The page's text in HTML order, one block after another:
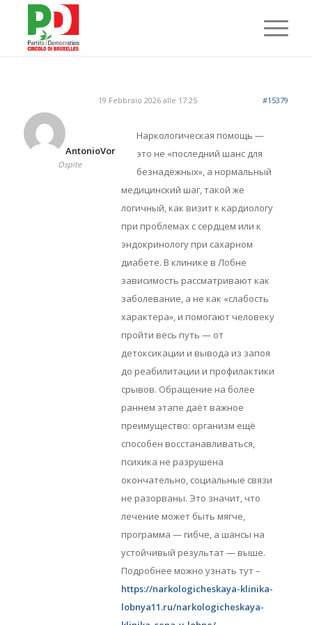
19 Febbraio 2026 alle 17:25 #15379
AntonioVor
Ospite
Наркологическая помощь —
это не «последний шанс для
безнадёжных», а нормальный
медицинский шаг, такой же
логичный, как визит к кардиологу
при проблемах с сердцем или к
эндокринологу при сахарном
диабете. В клинике в Лобне
зависимость рассматривают как
заболевание, а не как «слабость
характера», и помогают человеку
пройти весь путь — от
детоксикации и вывода из запоя
до реабилитации и профилактики
срывов. Обращение на более
раннем этапе даёт важное
преимущество: организм ещё
способен восстанавливаться,
психика не разрушена
окончательно, социальные связи
не разорваны. Это значит, что
лечение может быть мягче,
программа — гибче, а шансы на
устойчивый результат — выше.
Подробнее можно узнать тут –
https://narkologicheskaya-klinika-
lobnya11.ru/narkologicheskaya-